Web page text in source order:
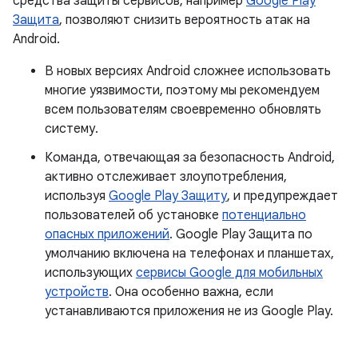
Защита, позволяют снизить вероятность атак на
Android.
В новых версиях Android сложнее использовать
многие уязвимости, поэтому мы рекомендуем
всем пользователям своевременно обновлять
систему.
Команда, отвечающая за безопасность Android,
активно отслеживает злоупотребления,
используя Google Play Защиту, и предупреждает
пользователей об установке потенциально
опасных приложений. Google Play Защита по
умолчанию включена на телефонах и планшетах,
использующих сервисы Google для мобильных
устройств. Она особенно важна, если
устанавливаются приложения не из Google Play.